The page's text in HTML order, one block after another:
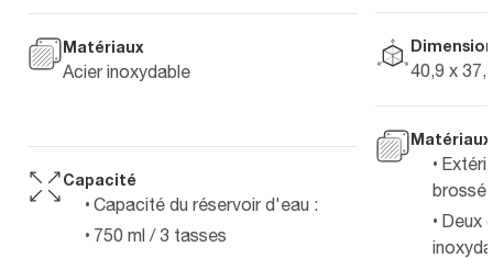
Matériaux
Acier inoxydable
Capacité
Capacité du réservoir d'eau :
750 ml / 3 tasses
40,9 x
Matériaux
brossé
Deux